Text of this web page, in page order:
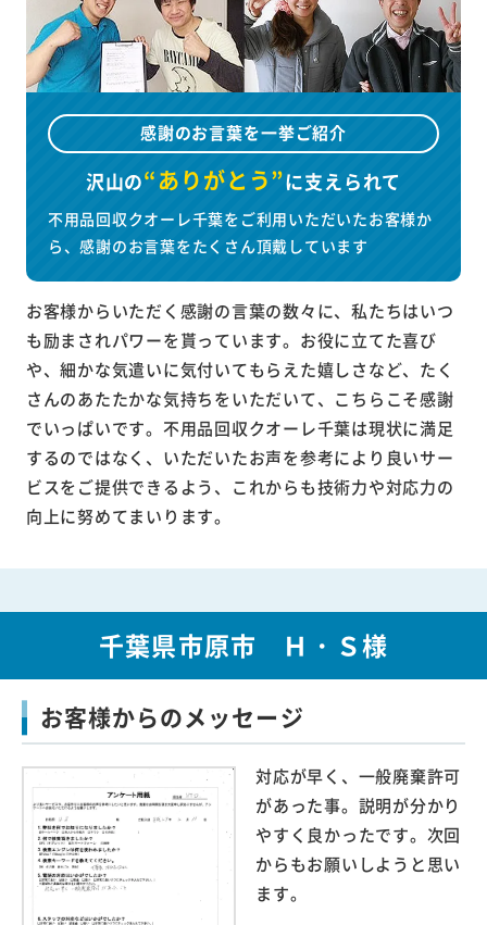
感謝のお言葉を一挙ご紹介
沢山の“ありがとう”に支えられて
不用品回収クオーレ千葉をご利用いただいたお客様か
ら、感謝のお言葉をたくさん頂戴しています
お客様からいただく感謝の言葉の数々に、私たちはいつ
も励まされパワーを貰っています。お役に立てた喜び
や、細かな気遣いに気付いてもらえた嬉しさなど、たく
さんのあたたかな気持ちをいただいて、こちらこそ感謝
でいっぱいです。不用品回収クオーレ千葉は現状に満足
するのではなく、いただいたお声を参考により良いサー
ビスをご提供できるよう、これからも技術力や対応力の
向上に努めてまいります。
千葉県市原市 Ｈ・Ｓ様
お客様からのメッセージ
対応が早く、一般廃棄許可
があった事。説明が分かり
やすく良かったです。次回
からもお願いしようと思い
ます。